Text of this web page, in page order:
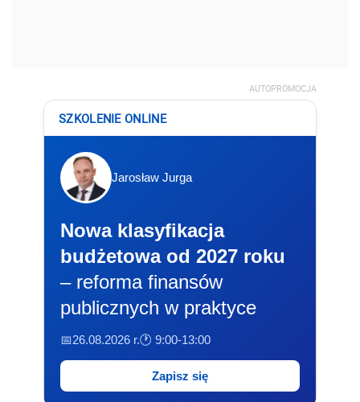
AUTOPROMOCJA
SZKOLENIE ONLINE
Jarosław Jurga
Nowa klasyfikacja
budżetowa od 2027 roku
– reforma finansów
publicznych w praktyce
📅26.08.2026 r.🕐 9:00-13:00
Zapisz się